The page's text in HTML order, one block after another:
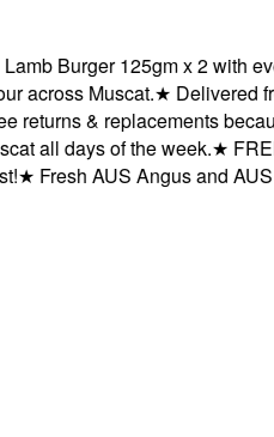
125gm x 2 with every
Muscat.★Delivered fresh
& replacements because
days of the week.★FREE
AUS Angus and AUS